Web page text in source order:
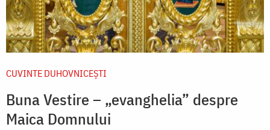
CUVINTE DUHOVNICEȘTI
Buna Vestire – „evanghelia” despre
Maica Domnului